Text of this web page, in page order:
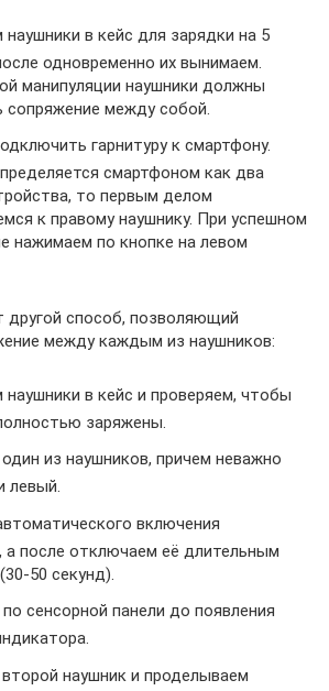
в кейс для зарядки на 5
одновременно их вынимаем.
манипуляции наушники должны
сопряжение между собой.
гарнитуру к смартфону.
смартфоном как два
то первым делом
к правому наушнику. При успешном
нажимаем по кнопке на левом
другой способ, позволяющий
между каждым из наушников:
в кейс и проверяем, чтобы
заряжены.
из наушников, причем неважно
левый.
включения
а после отключаем её длительным
50 секунд).
сенсорной панели до появления
наушник и проделываем